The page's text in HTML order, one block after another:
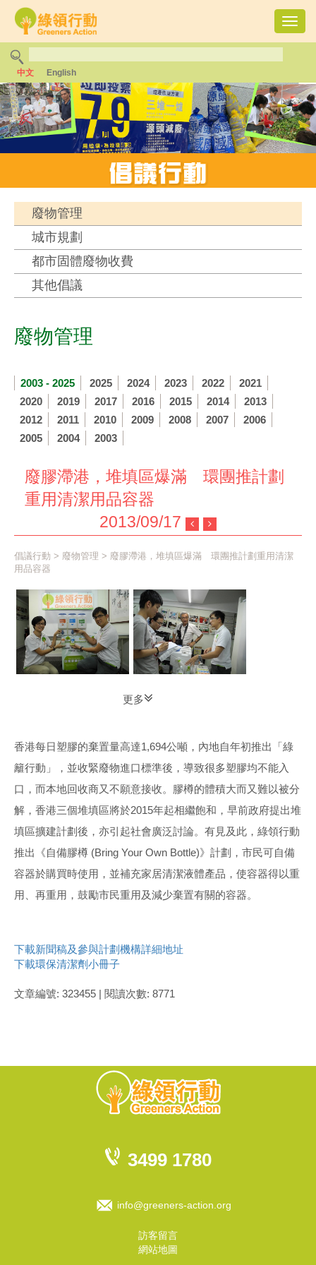
中文 English
廢物管理
城市規劃
都市固體廢物收費
其他倡議
廢物管理
2003 - 2025 2025 2024 2023 2022
2021
2020
2019 2017 2016 2015 2014
2013
2012
2011 2010 2009 2008 2007
2006
2005
2004 2003
廢膠滯港，堆填區爆滿 環團推計劃
重用清潔用品容器
2013/09/17
倡議行動 > 廢物管理 > 廢膠滯港，堆填區爆滿 環團推計劃重用清潔
用品容器
更多
香港每日塑膠的棄置量高達1,694公噸，內地自年初推出「綠
籬行動」，並收緊廢物進口標準後，導致很多塑膠均不能入
口，而本地回收商又不願意接收。膠樽的體積大而又難以被分
解，香港三個堆填區將於2015年起相繼飽和，早前政府提出堆
填區擴建計劃後，亦引起社會廣泛討論。有見及此，綠領行動
推出《自備膠樽 (Bring Your Own Bottle)》計劃，市民可自備
容器於購買時使用，並補充家居清潔液體產品，使容器得以重
用、再重用，鼓勵市民重用及減少棄置有關的容器。
下載新聞稿及參與計劃機構詳細地址
下載環保清潔劑小冊子
文章編號: 323455 | 閱讀次數: 8771
3499 1780
info@greeners-action.org
訪客留言
網站地圖